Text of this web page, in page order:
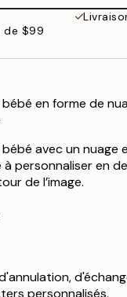
de $99
en forme de
avec un nuage
personnaliser en
de l’image.
personnalisés.